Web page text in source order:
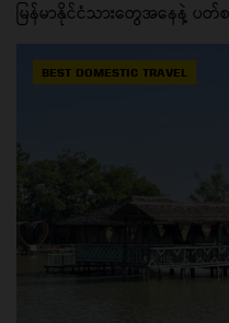
မြန်မာနိုင်ငံသားတွေအနေနဲ့ ပတ်
BEST DOMESTIC TRAVEL